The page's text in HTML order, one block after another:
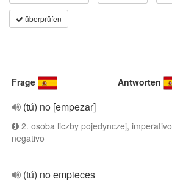
überprüfen
Frage Antworten
(tú) no [empezar]
2. osoba liczby pojedynczej, imperativo
negativo
(tú) no empieces